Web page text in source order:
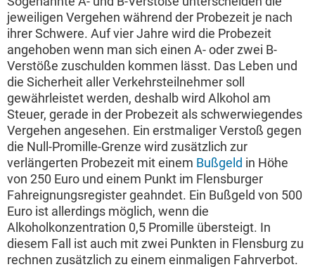
jeweiligen Vergehen während der Probezeit je nach
ihrer Schwere. Auf vier Jahre wird die Probezeit
angehoben wenn man sich einen A- oder zwei B-
Verstöße zuschulden kommen lässt. Das Leben und
die Sicherheit aller Verkehrsteilnehmer soll
gewährleistet werden, deshalb wird Alkohol am
Steuer, gerade in der Probezeit als schwerwiegendes
Vergehen angesehen. Ein erstmaliger Verstoß gegen
die Null-Promille-Grenze wird zusätzlich zur
verlängerten Probezeit mit einem Bußgeld in Höhe
von 250 Euro und einem Punkt im Flensburger
Fahreignungsregister geahndet. Ein Bußgeld von 500
Euro ist allerdings möglich, wenn die
Alkoholkonzentration 0,5 Promille übersteigt. In
diesem Fall ist auch mit zwei Punkten in Flensburg zu
rechnen zusätzlich zu einem einmaligen Fahrverbot.